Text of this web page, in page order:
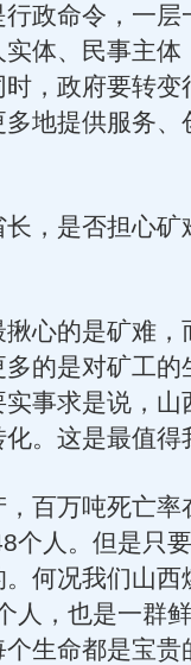
政命令，一层
体、民事主体
，政府要转变
地提供服务、
，是否担心矿
心的是矿难，
的是对矿工的
事求是说，山
。这是最值得
百万吨死亡率
个人。但是只
何况我们山西
人，也是一群
生命都是宝贵